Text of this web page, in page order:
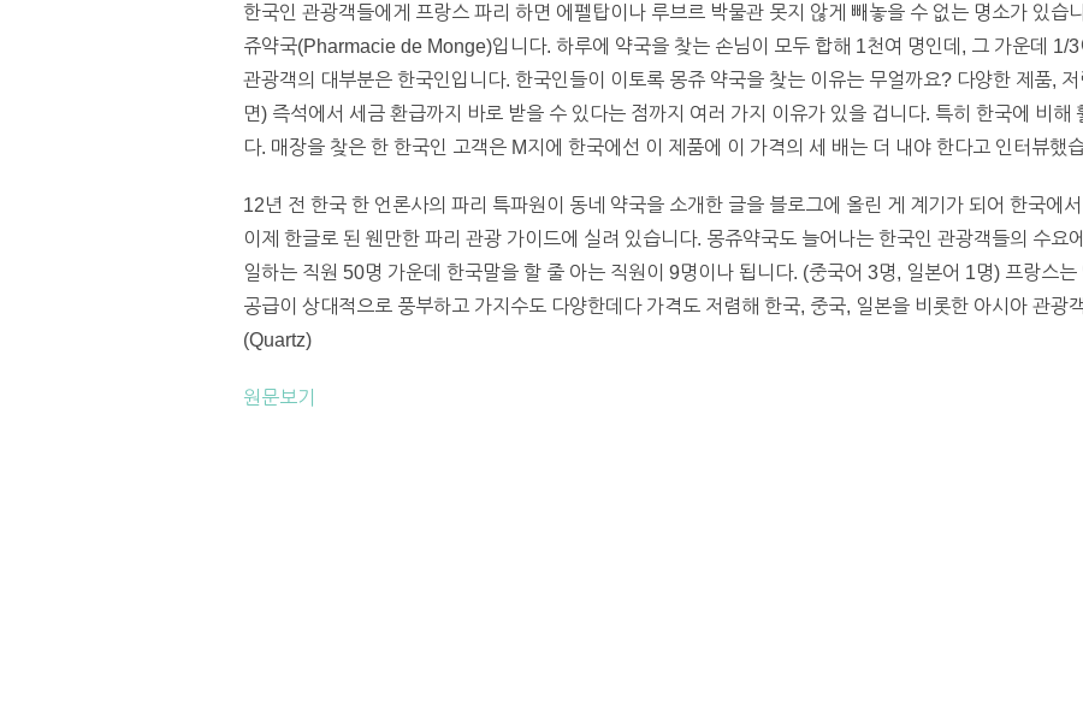
한국인 관광객들에게 프랑스 파리 하면 에펠탑이나 루브르 박물관 못지 않게 빼놓을 수 없는 명소가 있습
쥬약국(Pharmacie de Monge)입니다. 하루에 약국을 찾는 손님이 모두 합해 1천여 명인데, 그 가운데 1/
관광객의 대부분은 한국인입니다. 한국인들이 이토록 몽쥬 약국을 찾는 이유는 무얼까요? 다양한 제품,
면) 즉석에서 세금 환급까지 바로 받을 수 있다는 점까지 여러 가지 이유가 있을 겁니다. 특히 한국에 비해
다. 매장을 찾은 한 한국인 고객은 M지에 한국에선 이 제품에 이 가격의 세 배는 더 내야 한다고 인터뷰했
12년 전 한국 한 언론사의 파리 특파원이 동네 약국을 소개한 글을 블로그에 올린 게 계기가 되어 한국에
이제 한글로 된 웬만한 파리 관광 가이드에 실려 있습니다. 몽쥬약국도 늘어나는 한국인 관광객들의 수요
일하는 직원 50명 가운데 한국말을 할 줄 아는 직원이 9명이나 됩니다. (중국어 3명, 일본어 1명) 프랑스
공급이 상대적으로 풍부하고 가지수도 다양한데다 가격도 저렴해 한국, 중국, 일본을 비롯한 아시아 관광
(Quartz)
원문보기